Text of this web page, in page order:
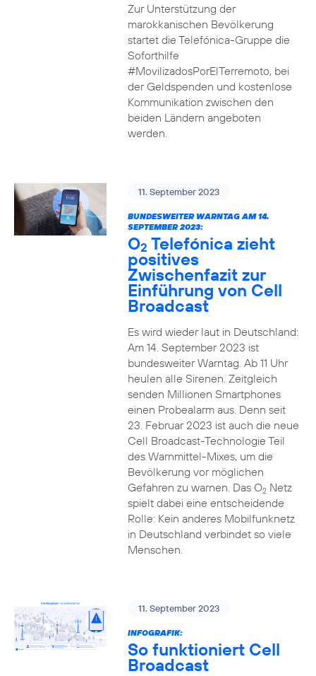
Zur Unterstützung der
marokkanischen Bevölkerung
startet die Telefónica-Gruppe die
Soforthilfe
#MovilizadosPorElTerremoto, bei
der Geldspenden und kostenlose
Kommunikation zwischen den
beiden Ländern angeboten
werden.
11. September 2023
BUNDESWEITER WARNTAG AM 14.
SEPTEMBER 2023:
O2 Telefónica zieht
positives
Zwischenfazit zur
Einführung von Cell
Broadcast
Es wird wieder laut in Deutschland:
Am 14. September 2023 ist
bundesweiter Warntag. Ab 11 Uhr
heulen alle Sirenen. Zeitgleich
senden Millionen Smartphones
einen Probealarm aus. Denn seit
23. Februar 2023 ist auch die neue
Cell Broadcast-Technologie Teil
des Warnmittel-Mixes, um die
Bevölkerung vor möglichen
Gefahren zu warnen. Das O2Netz
spielt dabei eine entscheidende
Rolle: Kein anderes Mobilfunknetz
in Deutschland verbindet so viele
Menschen.
11. September 2023
INFOGRAFIK:
So funktioniert Cell
Broadcast